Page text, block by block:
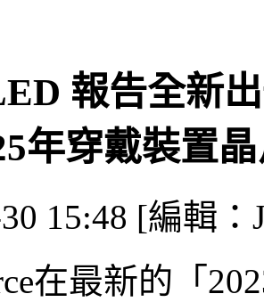
報告全新
年穿戴裝置
15:48 [編輯：
在最新的「